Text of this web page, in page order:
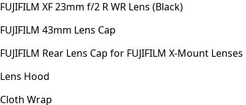
FUJIFILM XF 23mm f/2 R WR Lens (Black)
FUJIFILM 43mm Lens Cap
FUJIFILM Rear Lens Cap for FUJIFILM X-Mount Lenses
Lens Hood
Cloth Wrap